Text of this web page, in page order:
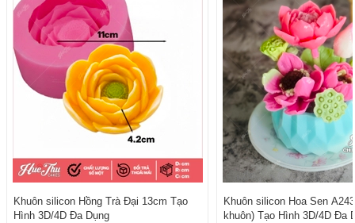
Khuôn silicon Hồng Trà Đại 13cm Tạo
Hình 3D/4D Đa Dụng
Khuôn silicon Hoa Sen
khuôn) Tạo Hình 3D/4D Đa